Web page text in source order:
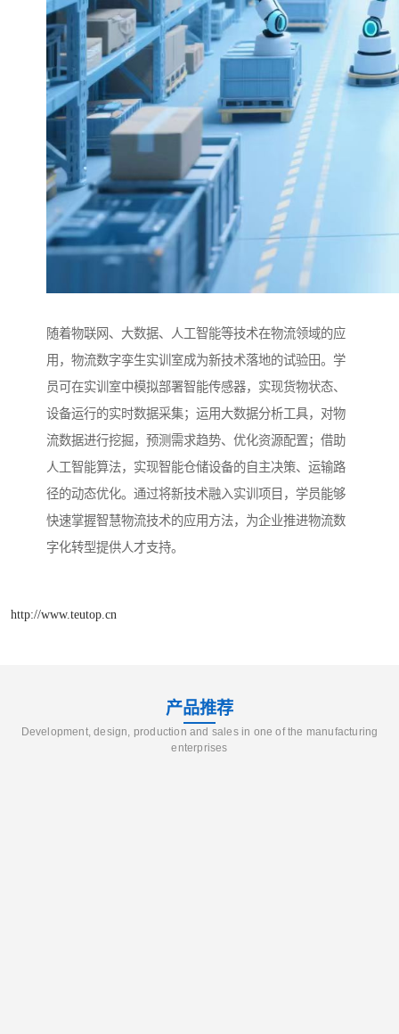
随着物联网、大数据、人工智能等技术在物流领域的应
用，物流数字孪生实训室成为新技术落地的试验田。学
员可在实训室中模拟部署智能传感器，实现货物状态、
设备运行的实时数据采集；运用大数据分析工具，对物
流数据进行挖掘，预测需求趋势、优化资源配置；借助
人工智能算法，实现智能仓储设备的自主决策、运输路
径的动态优化。通过将新技术融入实训项目，学员能够
快速掌握智慧物流技术的应用方法，为企业推进物流数
字化转型提供人才支持。
http://www.teutop.cn
产品推荐
Development, design, production and sales in one of the manufacturing
enterprises